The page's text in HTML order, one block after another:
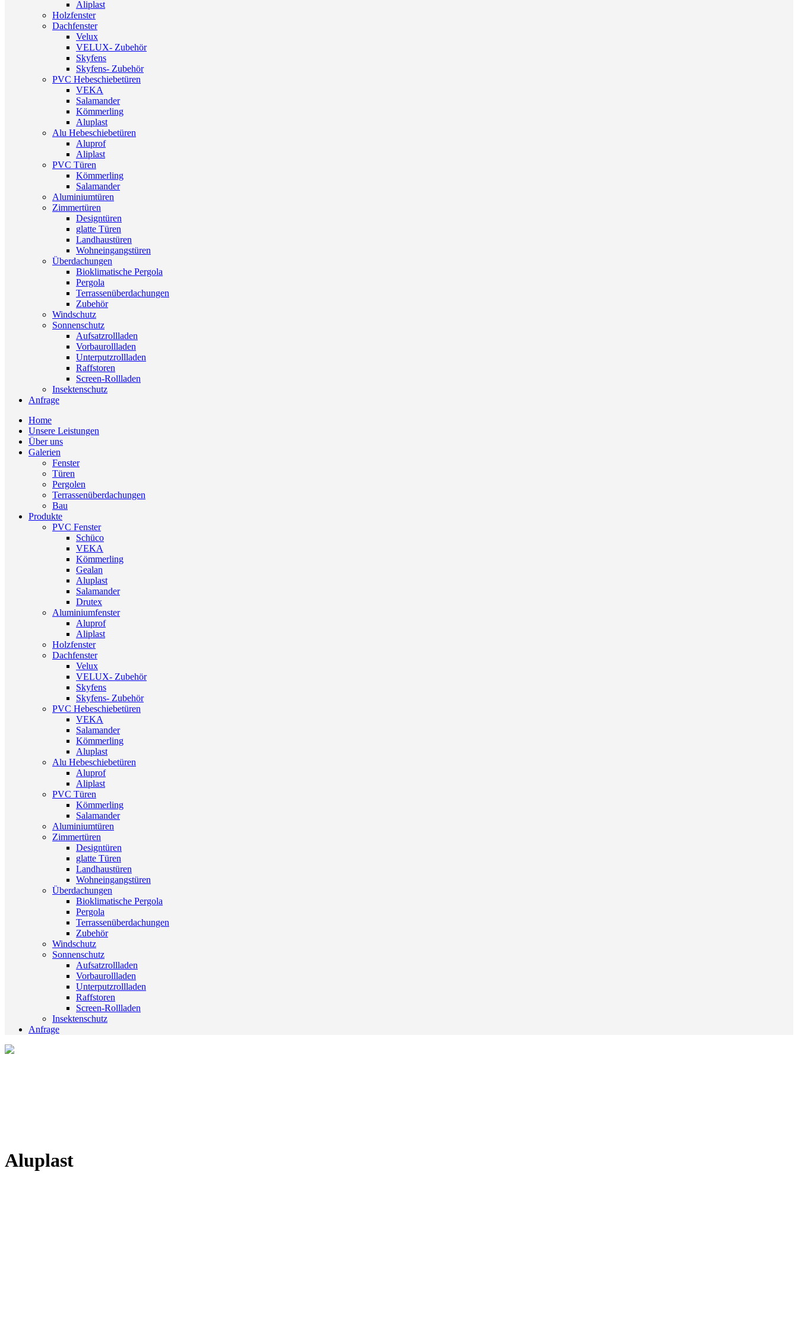
Aliplast
Holzfenster
Dachfenster
Velux
VELUX- Zubehör
Skyfens
Skyfens- Zubehör
PVC Hebeschiebetüren
VEKA
Salamander
Kömmerling
Aluplast
Alu Hebeschiebetüren
Aluprof
Aliplast
PVC Türen
Kömmerling
Salamander
Aluminiumtüren
Zimmertüren
Designtüren
glatte Türen
Landhaustüren
Wohneingangstüren
Überdachungen
Bioklimatische Pergola
Pergola
Terrassenüberdachungen
Zubehör
Windschutz
Sonnenschutz
Aufsatzrollladen
Vorbaurollladen
Unterputzrollladen
Raffstoren
Screen-Rollladen
Insektenschutz
Anfrage
Home
Unsere Leistungen
Über uns
Galerien
Fenster
Türen
Pergolen
Terrassenüberdachungen
Bau
Produkte
PVC Fenster
Schüco
VEKA
Kömmerling
Gealan
Aluplast
Salamander
Drutex
Aluminiumfenster
Aluprof
Aliplast
Holzfenster
Dachfenster
Velux
VELUX- Zubehör
Skyfens
Skyfens- Zubehör
PVC Hebeschiebetüren
VEKA
Salamander
Kömmerling
Aluplast
Alu Hebeschiebetüren
Aluprof
Aliplast
PVC Türen
Kömmerling
Salamander
Aluminiumtüren
Zimmertüren
Designtüren
glatte Türen
Landhaustüren
Wohneingangstüren
Überdachungen
Bioklimatische Pergola
Pergola
Terrassenüberdachungen
Zubehör
Windschutz
Sonnenschutz
Aufsatzrollladen
Vorbaurollladen
Unterputzrollladen
Raffstoren
Screen-Rollladen
Insektenschutz
Anfrage
Aluplast